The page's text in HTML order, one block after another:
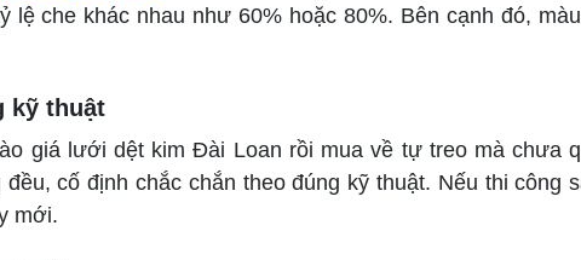
che khác nhau như 60% hoặc 80%. Bên cạnh đó,
kỹ thuật
giá lưới dệt kim Đài Loan rồi mua về tự treo mà chưa
cố định chắc chắn theo đúng kỹ thuật. Nếu thi
mới.